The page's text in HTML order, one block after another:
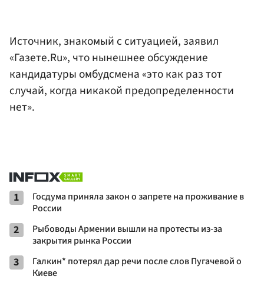
Источник, знакомый с ситуацией, заявил
«Газете.Ru», что нынешнее обсуждение
кандидатуры омбудсмена «это как раз тот
случай, когда никакой предопределенности
нет».
1
Госдума приняла закон о запрете на проживание в
России
2
Рыбоводы Армении вышли на протесты из-за
закрытия рынка России
3
Галкин* потерял дар речи после слов Пугачевой о
Киеве